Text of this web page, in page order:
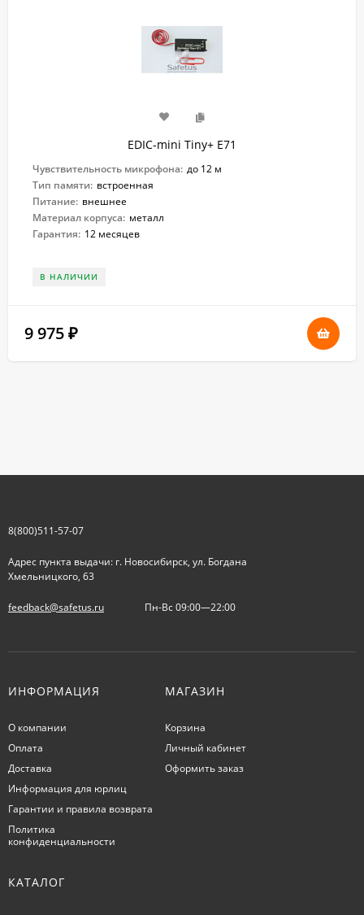
EDIC-mini Tiny+ E71
Чувствительность микрофона: до 12 м
Тип памяти: встроенная
Питание: внешнее
Материал корпуса: металл
Гарантия: 12 месяцев
В НАЛИЧИИ
9 975 ₽
8(800)511-57-07
Адрес пункта выдачи: г. Новосибирск, ул. Богдана
Хмельницкого, 63
feedback@safetus.ru Пн-Вс 09:00—22:00
ИНФОРМАЦИЯ
О компании
Оплата
Доставка
Информация для юрлиц
Гарантии и правила возврата
Политика
конфиденциальности
МАГАЗИН
Корзина
Личный кабинет
Оформить заказ
КАТАЛОГ